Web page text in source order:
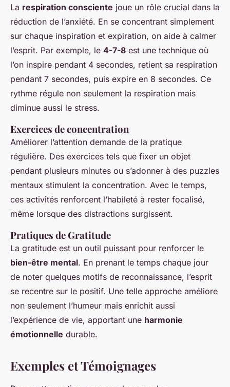
La respiration consciente joue un rôle crucial dans la
réduction de l’anxiété. En se concentrant simplement
sur chaque inspiration et expiration, on aide à calmer
l’esprit. Par exemple, le 4-7-8 est une technique où
l’on inspire pendant 4 secondes, retient sa respiration
pendant 7 secondes, puis expire en 8 secondes. Ce
rythme régule non seulement la respiration mais
diminue aussi le stress.
Exercices de concentration
Améliorer l’attention demande de la pratique
régulière. Des exercices tels que fixer un objet
pendant plusieurs minutes ou s’adonner à des puzzles
mentaux stimulent la concentration. Avec le temps,
ces activités renforcent l’habileté à rester focalisé,
même lorsque des distractions surgissent.
Pratiques de Gratitude
La gratitude est un outil puissant pour renforcer le
bien-être mental. En prenant le temps chaque jour
de noter quelques motifs de reconnaissance, l’esprit
se recentre sur le positif. Une telle approche améliore
non seulement l’humeur mais enrichit aussi
l’expérience de vie, apportant une harmonie
émotionnelle durable.
Exemples et Témoignages